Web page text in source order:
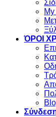
ΌΡΟΙ